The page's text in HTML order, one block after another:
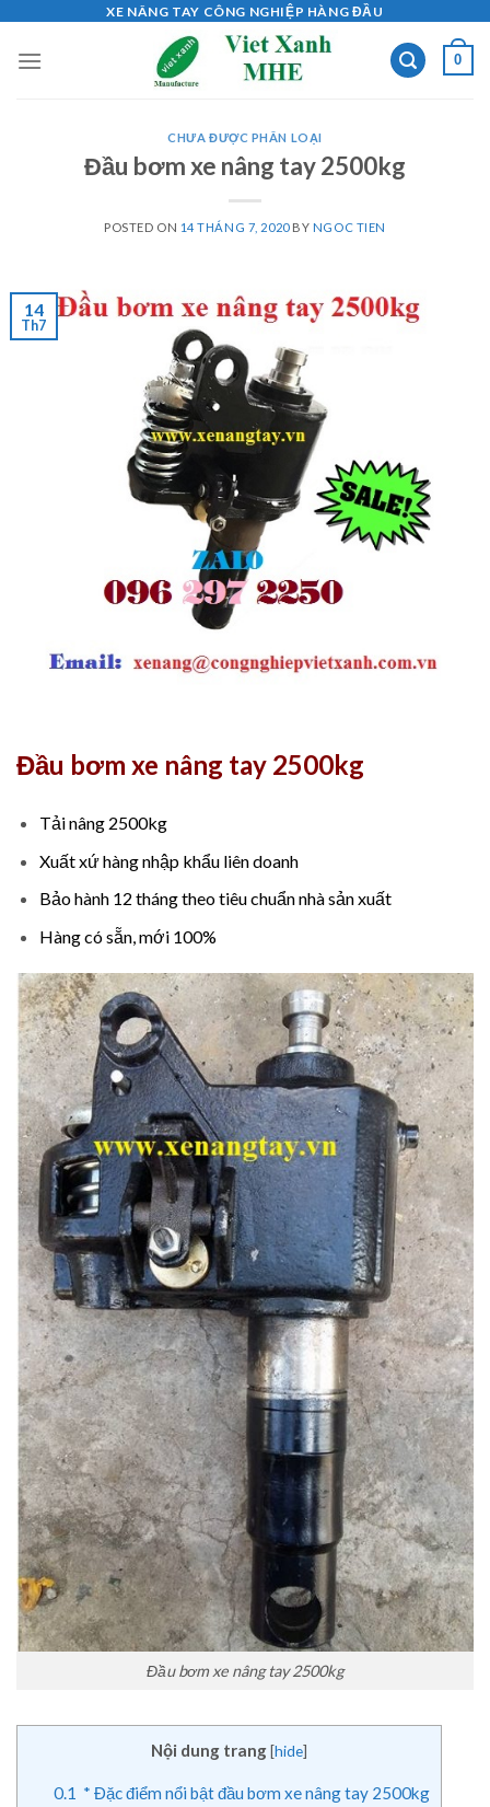
content
XE NÂNG TAY CÔNG NGHIỆP HÀNG ĐẦU
0
CHƯA ĐƯỢC PHÂN LOẠI
Đầu bơm xe nâng tay 2500kg
POSTED ON 14 THÁNG 7, 2020BY NGOC TIEN
14
Th7
Đầu bơm xe nâng tay 2500kg
Tải nâng 2500kg
Xuất xứ hàng nhập khẩu liên doanh
Bảo hành 12 tháng theo tiêu chuẩn nhà sản xuất
Hàng có sẵn, mới 100%
Đầu bơm xe nâng tay 2500kg
Nội dung trang[hide]
0.1 * Đặc điểm nổi bật đầu bơm xe nâng tay 2500kg